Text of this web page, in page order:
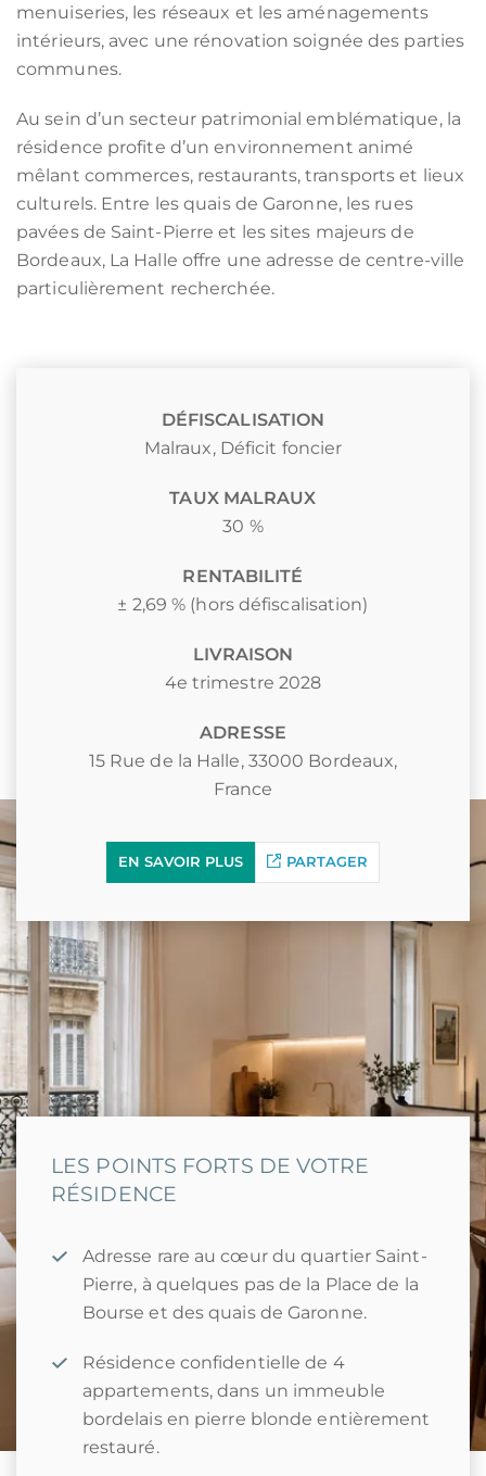
menuiseries, les réseaux et les aménagements
intérieurs, avec une rénovation soignée des parties
communes.
Au sein d’un secteur patrimonial emblématique, la
résidence profite d’un environnement animé
mêlant commerces, restaurants, transports et lieux
culturels. Entre les quais de Garonne, les rues
pavées de Saint-Pierre et les sites majeurs de
Bordeaux, La Halle offre une adresse de centre-ville
particulièrement recherchée.
DÉFISCALISATION
Malraux, Déficit foncier
TAUX MALRAUX
30 %
RENTABILITÉ
± 2,69 % (hors défiscalisation)
LIVRAISON
4e trimestre 2028
ADRESSE
15 Rue de la Halle, 33000 Bordeaux,
France
EN SAVOIR PLUS PARTAGER
LES POINTS FORTS DE VOTRE
RÉSIDENCE
Adresse rare au cœur du quartier Saint-
Pierre, à quelques pas de la Place de la
Bourse et des quais de Garonne.
Résidence confidentielle de 4
appartements, dans un immeuble
bordelais en pierre blonde entièrement
restauré.